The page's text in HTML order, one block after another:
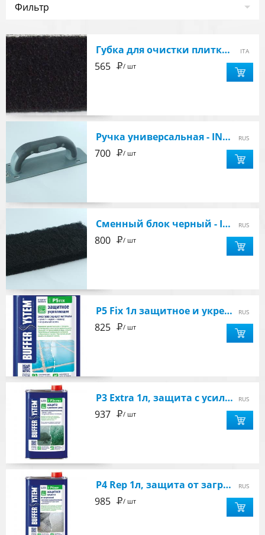
Фильтр
Губка для очистки плитки черная жесткая ITA
565 Р/ шт
Ручка универсальная - INVIKTUS RUS
700 Р/ шт
Сменный блок черный - INVIKTUS RUS
800 Р/ шт
P5 Fix 1л защитное и укрепляющее средство для любых видов поверхности RUS
825 Р/ шт
P3 Extra 1л, защита с усилением цвета для мрамора, гранита, камня RUS
937 Р/ шт
P4 Rep 1л, защита от загрязнений неполированного керамогранита RUS
985 Р/ шт